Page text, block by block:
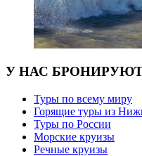
У НАС
Туры по всему миру
Горящие туры из
Туры по России
Морские круизы
Речные круизы